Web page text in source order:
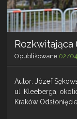
Rozkwitająca
Opublikowane 02/
Autor: Józef
ul. Kleeberga,
Kraków